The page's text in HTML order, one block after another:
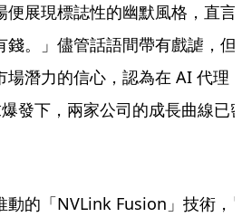
便展現標誌性的幽默風格，直言
錢。」儘管話語間帶有戲謔，但
潛力的信心，認為在 AI 代理
發下，兩家公司的成長曲線已
動的「NVLink Fusion」技術，